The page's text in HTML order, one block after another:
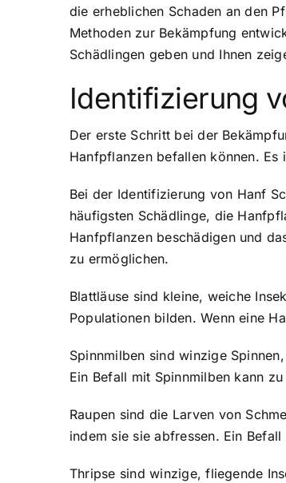
die erheblichen Schaden an den
Methoden zur Bekämpfung
Schädlingen geben und Ihnen
Identifizierung
Der erste Schritt bei der
Hanfpflanzen befallen können.
Bei der Identifizierung von Hanf
häufigsten Schädlinge, die
Hanfpflanzen beschädigen und
zu ermöglichen.
Blattläuse sind kleine, weiche
Populationen bilden. Wenn eine
Spinnmilben sind winzige
Ein Befall mit Spinnmilben kann
Raupen sind die Larven von
indem sie sie abfressen. Ein
Thripse sind winzige, fliegende